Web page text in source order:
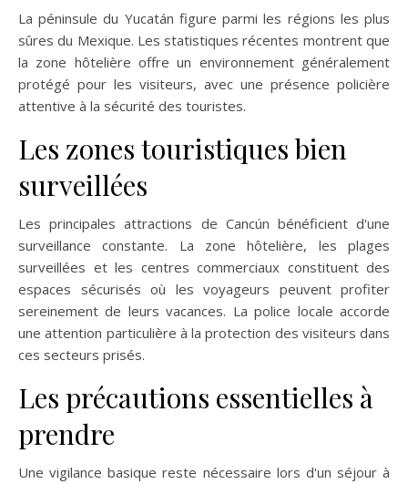
La péninsule du Yucatán figure parmi les régions les plus
sûres du Mexique. Les statistiques récentes montrent que
la zone hôtelière offre un environnement généralement
protégé pour les visiteurs, avec une présence policière
attentive à la sécurité des touristes.
Les zones touristiques bien
surveillées
Les principales attractions de Cancún bénéficient d'une
surveillance constante. La zone hôtelière, les plages
surveillées et les centres commerciaux constituent des
espaces sécurisés où les voyageurs peuvent profiter
sereinement de leurs vacances. La police locale accorde
une attention particulière à la protection des visiteurs dans
ces secteurs prisés.
Les précautions essentielles à
prendre
Une vigilance basique reste nécessaire lors d'un séjour à